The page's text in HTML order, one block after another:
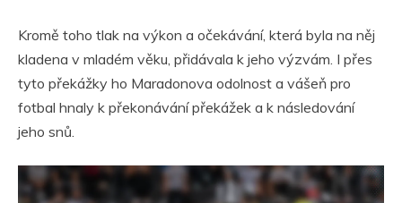
Kromě toho tlak na výkon a očekávání, která byla na něj
kladena v mladém věku, přidávala k jeho výzvám. I přes
tyto překážky ho Maradonova odolnost a vášeň pro
fotbal hnaly k překonávání překážek a k následování
jeho snů.